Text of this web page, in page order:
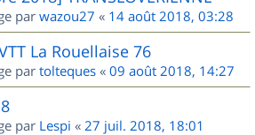
par wazou27 « 14 août 2018, 03:28
La Rouellaise 76
par tolteques « 09 août 2018, 14:27
par Lespi « 27 juil. 2018, 18:01